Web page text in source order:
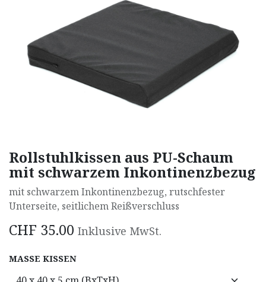
Rollstuhlkissen aus PU-Schaum
mit schwarzem Inkontinenzbezug
mit schwarzem Inkontinenzbezug, rutschfester
Unterseite, seitlichem Reißverschluss
CHF 35.00 Inklusive MwSt.
MASSE KISSEN